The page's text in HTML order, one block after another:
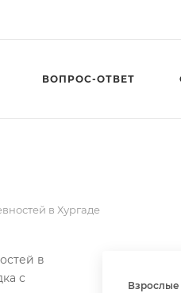
ВОПРОС-ОТВЕТ
в Хургаде
Взрослые
в
с